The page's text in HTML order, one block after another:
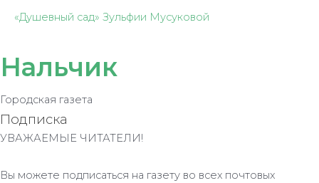
«Душевный сад» Зульфии Мусуковой
Нальчик
Городская газета
Подписка
УВАЖАЕМЫЕ ЧИТАТЕЛИ!
Вы можете подписаться на газету во всех почтовых